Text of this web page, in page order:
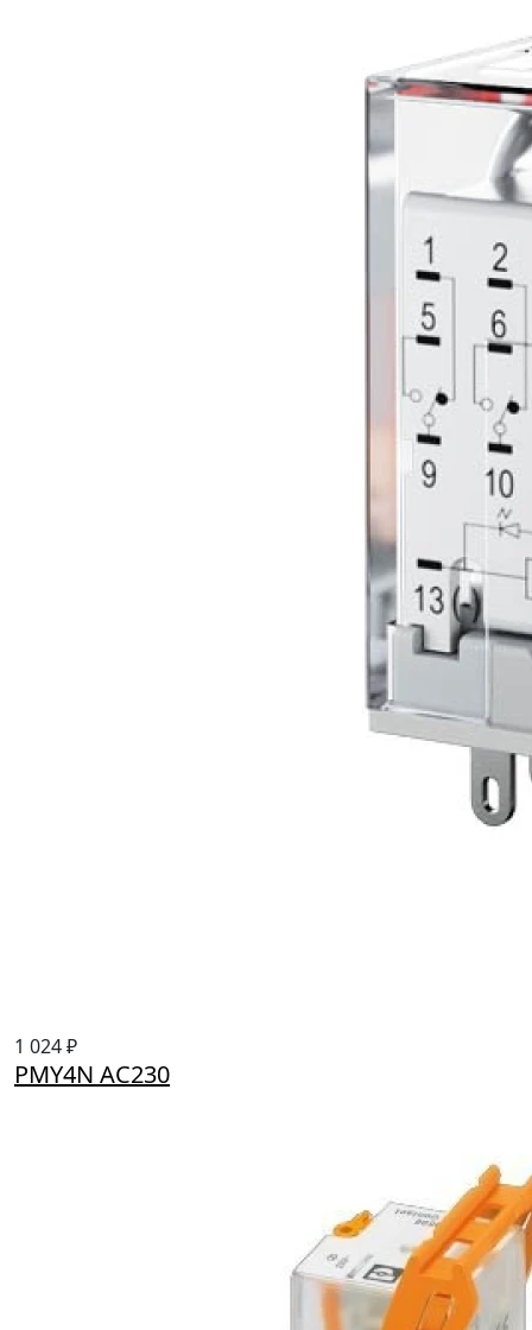
1 024 ₽
PMY4N AC230